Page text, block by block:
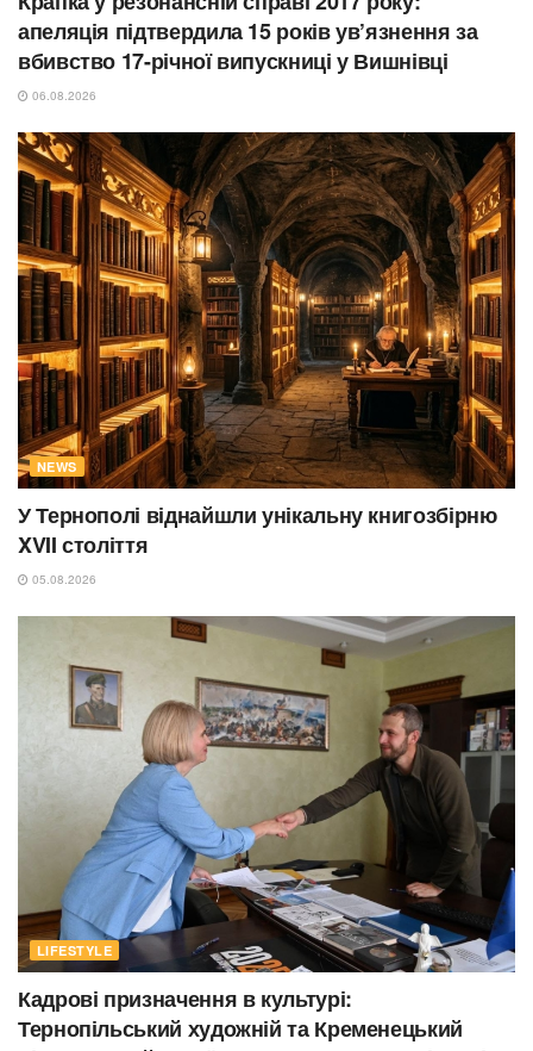
апеляція підтвердила 15 років ув’язнення за
вбивство 17-річної випускниці у Вишнівці
06.08.2026
NEWS
У Тернополі віднайшли унікальну книгозбірню
XVII століття
05.08.2026
LIFESTYLE
Кадрові призначення в культурі:
Тернопільський художній та Кременецький